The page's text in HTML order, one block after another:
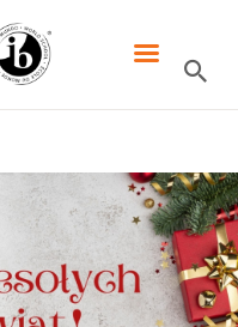
DWUJĘZYCZNE
KOPERNIKA